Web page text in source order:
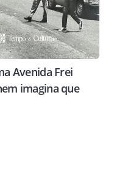
Avenida Frei
imagina que